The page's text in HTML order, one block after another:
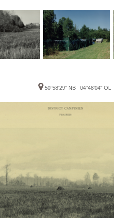
50°58'29" NB 04°48'04" OL